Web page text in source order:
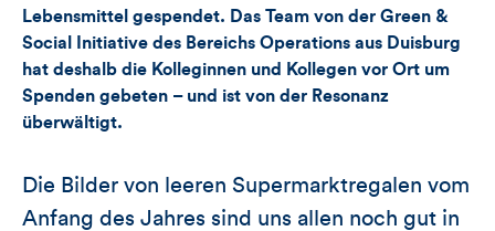
dieses
Artikels
Lebensmittel gespendet. Das Team von der Green &
Social Initiative des Bereichs Operations aus Duisburg
hat deshalb die Kolleginnen und Kollegen vor Ort um
Spenden gebeten – und ist von der Resonanz
überwältigt.
Die Bilder von leeren Supermarktregalen vom
Anfang des Jahres sind uns allen noch gut in